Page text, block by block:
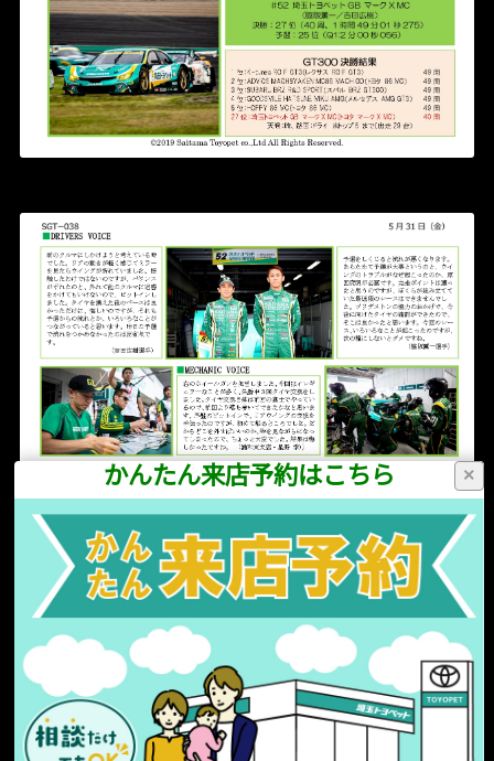
×
かんたん来店予約はこちら